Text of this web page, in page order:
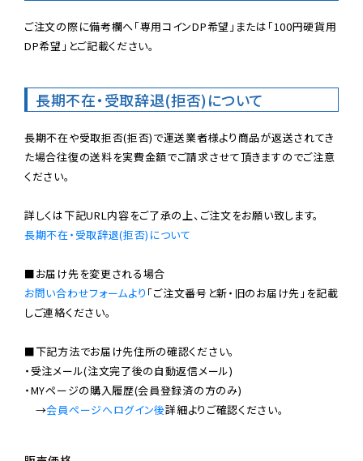
ご注文の際に備考欄へ「専用コインDP希望」または「100円硬貨用
DP希望」とご記載ください。
長期不在・受取辞退(拒否)について
長期不在や受取拒否(拒否)で運送業者様より商品が返送されてき
た場合往復の送料を実費金額でご請求させて頂きますのでご注意
ください。
長期不在・受取辞退(拒否)について
お問い合わせフォームより 「ご注文番号と新・旧のお届け先」を記載
しご連絡ください。
■下記方法でお届け先住所の確認ください。
・受注メール(注文完了後の自動返信メール)
・MYページの購入履歴(会員登録済の方のみ)
→会員ページへログイン後